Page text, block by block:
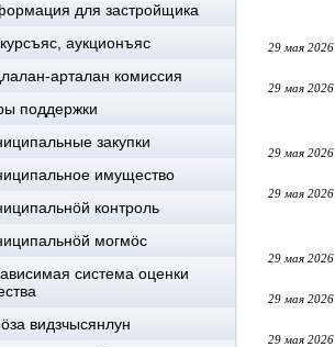
для застройщика
аукционъяс
арталан комиссия
поддержки
закупки
имущество
контроль
могмöс
система оценки
видзчысянлун
29 мая 2026
29 мая 2026
29 мая 2026
29 мая 2026
29 мая 2026
29 мая 2026
29 мая 2026